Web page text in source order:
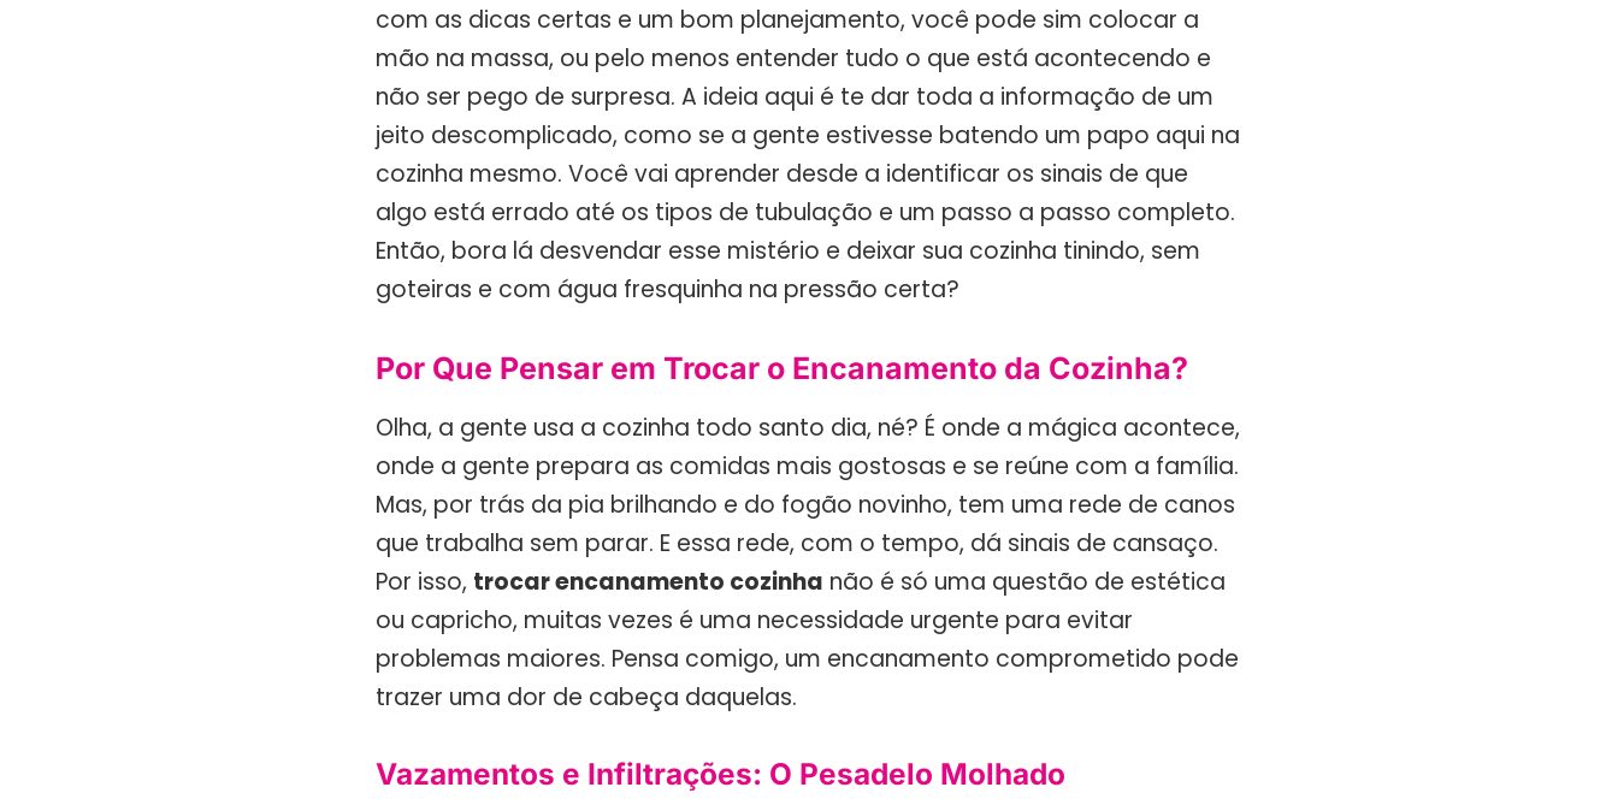
com as dicas certas e um bom planejamento, você pode sim colocar a
mão na massa, ou pelo menos entender tudo o que está acontecendo e
não ser pego de surpresa. A ideia aqui é te dar toda a informação de um
jeito descomplicado, como se a gente estivesse batendo um papo aqui na
cozinha mesmo. Você vai aprender desde a identificar os sinais de que
algo está errado até os tipos de tubulação e um passo a passo completo.
Então, bora lá desvendar esse mistério e deixar sua cozinha tinindo, sem
goteiras e com água fresquinha na pressão certa?
Por Que Pensar em Trocar o Encanamento da Cozinha?
Olha, a gente usa a cozinha todo santo dia, né? É onde a mágica acontece,
onde a gente prepara as comidas mais gostosas e se reúne com a família.
Mas, por trás da pia brilhando e do fogão novinho, tem uma rede de canos
que trabalha sem parar. E essa rede, com o tempo, dá sinais de cansaço.
Por isso, trocar encanamento cozinha não é só uma questão de estética
ou capricho, muitas vezes é uma necessidade urgente para evitar
problemas maiores. Pensa comigo, um encanamento comprometido pode
trazer uma dor de cabeça daquelas.
Vazamentos e Infiltrações: O Pesadelo Molhado